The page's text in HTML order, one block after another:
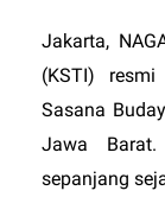
Jakarta,
(KSTI)
Sasana
Jawa
sepanjang